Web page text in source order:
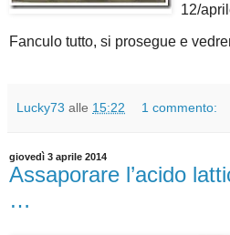
12/
Fanculo tutto, si prosegue e
Lucky73 alle 15:22 1 commento:
giovedì 3 aprile 2014
Assaporare l’acido
…